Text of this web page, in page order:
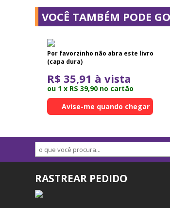
VOCÊ TAMBÉM PODE
Por favorzinho não abra este livro
(capa dura)
R$ 35,91 à vista
ou 1 x R$ 39,90 no cartão
Avise-me quando chegar
RASTREAR PEDIDO